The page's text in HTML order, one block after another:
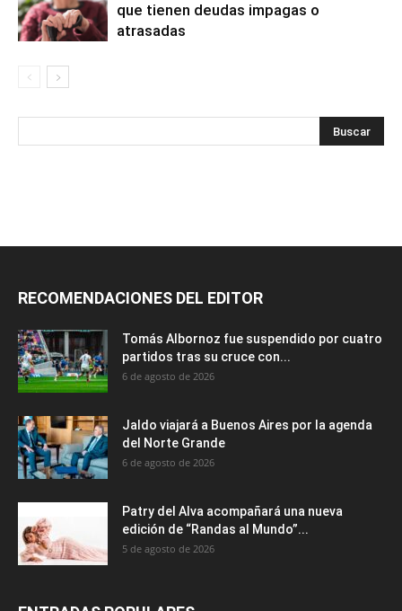
que tienen deudas impagas o
atrasadas
RECOMENDACIONES DEL EDITOR
Tomás Albornoz fue suspendido por cuatro
partidos tras su cruce con...
6 de agosto de 2026
Jaldo viajará a Buenos Aires por la agenda
del Norte Grande
6 de agosto de 2026
Patry del Alva acompañará una nueva
edición de “Randas al Mundo”...
5 de agosto de 2026